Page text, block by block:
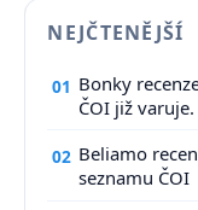
NEJČTENĚJŠÍ
01 Bonky
ČOI již varuje.
02 Beliamo
seznamu ČOI